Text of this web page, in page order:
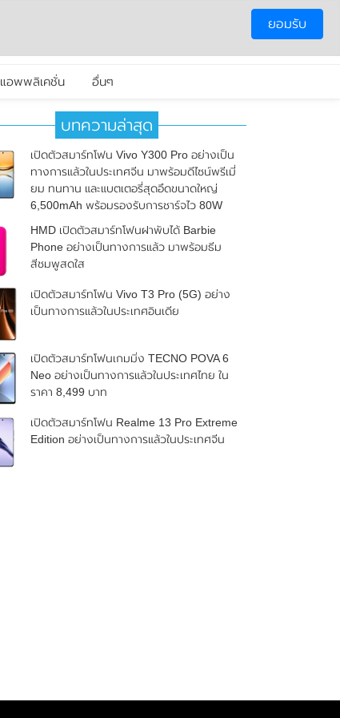
แอพพลิเคชั่น อื่นๆ
บทความล่าสุด
เปิดตัวสมาร์ทโฟน Vivo Y300 Pro อย่างเป็น
ทางการแล้วในประเทศจีน มาพร้อมดีไซน์พรีเมี่
ยม ทนทาน และแบตเตอรี่สุดอึดขนาดใหญ่
6,500mAh พร้อมรองรับการชาร์จไว 80W
HMD เปิดตัวสมาร์ทโฟนฝาพับได้ Barbie
Phone อย่างเป็นทางการแล้ว มาพร้อมธีม
สีชมพูสดใส
เปิดตัวสมาร์ทโฟน Vivo T3 Pro (5G) อย่าง
เป็นทางการแล้วในประเทศอินเดีย
เปิดตัวสมาร์ทโฟนเกมมิ่ง TECNO POVA 6
Neo อย่างเป็นทางการแล้วในประเทศไทย ใน
ราคา 8,499 บาท
เปิดตัวสมาร์ทโฟน Realme 13 Pro Extreme
Edition อย่างเป็นทางการแล้วในประเทศจีน
ยอมรับ